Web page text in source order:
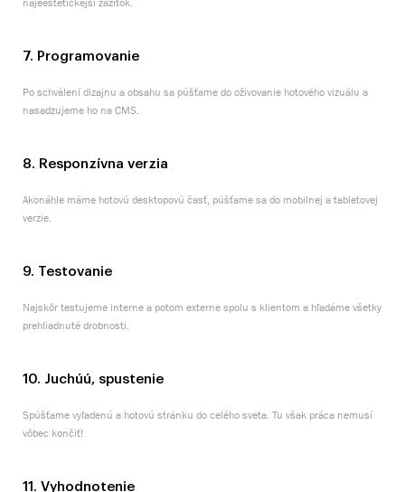
najeestetickejší zážitok.
7. Programovanie
Po schválení dizajnu a obsahu sa púšťame do oživovanie hotového vizuálu a
nasadzujeme ho na CMS.
8. Responzívna verzia
Akonáhle máme hotovú desktopovú časť, púšťame sa do mobilnej a tabletovej
verzie.
9. Testovanie
Najskôr testujeme interne a potom externe spolu s klientom a hľadáme všetky
prehliadnuté drobnosti.
10. Juchúú, spustenie
Spúšťame vyľadenú a hotovú stránku do celého sveta. Tu však práca nemusí
vôbec končiť!
11. Vyhodnotenie